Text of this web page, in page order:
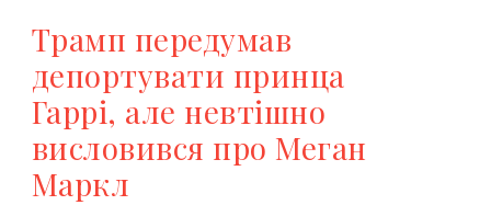
Трамп передумав
депортувати принца
Гаррі, але невтішно
висловився про Меган
Маркл